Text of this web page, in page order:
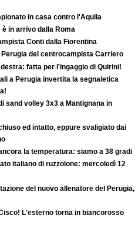
in casa contro l'Aquila
in arrivo dalla Roma
Conti dalla Fiorentina
del centrocampista Carriero
fatta per l'ingaggio di Quirini!
a Perugia invertita la segnaletica
sand volley 3x3 a Mantignana in
ed intatto, eppure svaligiato dai
la temperatura: siamo a 38 gradi
italiano di ruzzolone: mercoledì 12
del nuovo allenatore del Perugia,
L'esterno torna in biancorosso